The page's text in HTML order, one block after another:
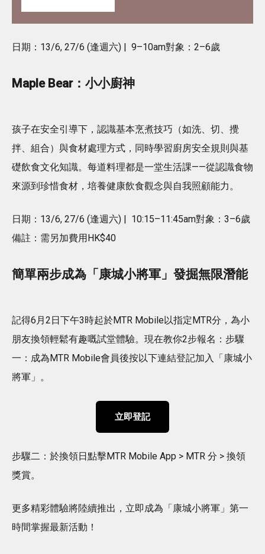
日期：13/6, 27/6 (逢週六) | 9–10am對象：2–6歲
Maple Bear：小小廚神
孩子在安全引導下，認識基本烹煮技巧（如洗、切、攪
拌、組合）與食材處理方式，同時學習廚房安全規則與基
礎飲食文化知識。每道料理都是一堂生活課——從認識食物
來源到珍惜食材，培養健康飲食觀念與自我照顧能力。
日期：13/6, 27/6 (逢週六) | 10:15–11:45am對象：3–6歲
備註：需另加費用HK$40
簡單兩步成為「康城小將軍」發掘無限潛能
記得6月2日下午3時起於MTR Mobile以指定MTR分，為小
朋友換領輕鬆有趣嘅試堂體驗。現在教你2步報名：步驟
一：成為MTR Mobile會員後按以下連結登記加入「康城小
將軍」。
立即登記
步驟二：於換領日點擊MTR Mobile App > MTR 分 > 換領
獎賞。
更多精彩體驗將陸續推出，立即成為「康城小將軍」第一
時間掌握最新活動！